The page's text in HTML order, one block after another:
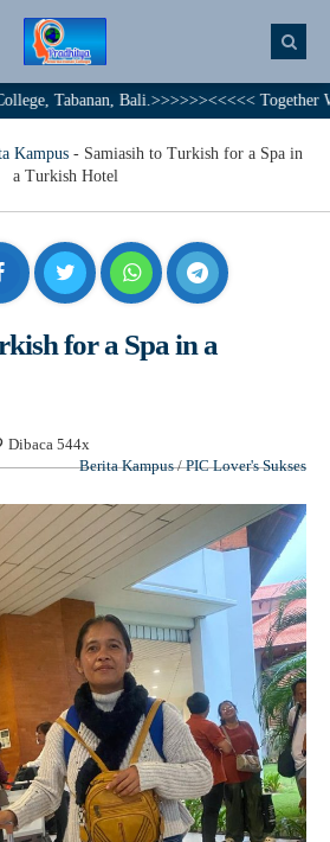
Bali.>>>>>><<<<< Together We
Kampus - Samiasih to Turkish for a Spa in
a Turkish Hotel
for a Spa in a
Dibaca 544x
Berita Kampus/PIC Lover's Sukses